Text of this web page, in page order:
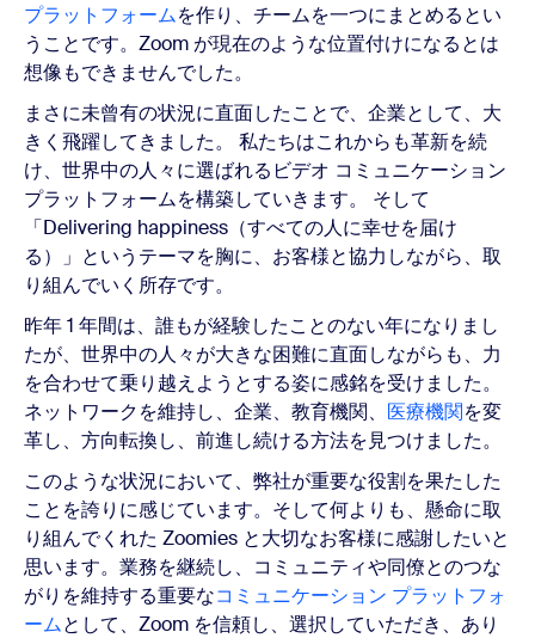
プラットフォームを作り、チームを一つにまとめるとい
うことです。Zoom が現在のような位置付けになるとは
想像もできませんでした。
まさに未曾有の状況に直面したことで、企業として、大
きく飛躍してきました。 私たちはこれからも革新を続
け、世界中の人々に選ばれるビデオ コミュニケーション
プラットフォームを構築していきます。 そして
「Delivering happiness（すべての人に幸せを届け
る）」というテーマを胸に、お客様と協力しながら、取
り組んでいく所存です。
昨年 1 年間は、誰もが経験したことのない年になりまし
たが、世界中の人々が大きな困難に直面しながらも、力
を合わせて乗り越えようとする姿に感銘を受けました。
ネットワークを維持し、企業、教育機関、 医療機関を変
革し、方向転換し、前進し続ける方法を見つけました。
このような状況において、弊社が重要な役割を果たした
ことを誇りに感じています。そして何よりも、懸命に取
り組んでくれた Zoomies と大切なお客様に感謝したいと
思います。業務を継続し、コミュニティや同僚とのつな
がりを維持する重要なコミュニケーション プラットフォ
ームとして、Zoom を信頼し、選択していただき、あり